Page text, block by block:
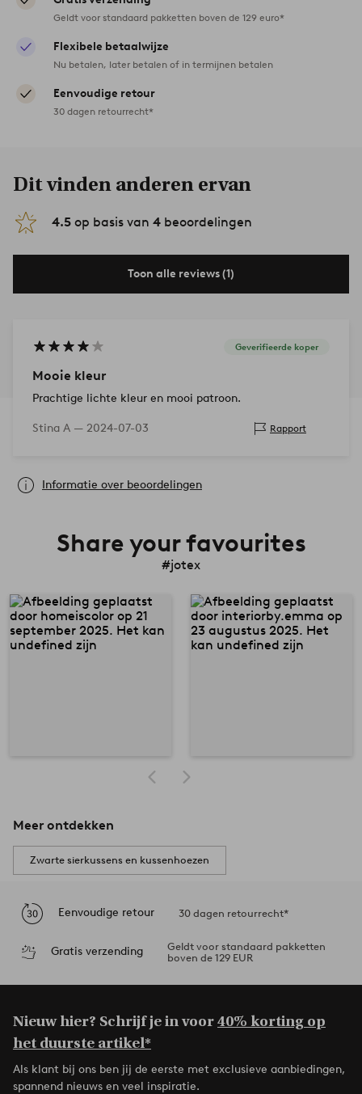
Geldt voor standaard pakketten boven de 129 euro*
Flexibele betaalwijze
Nu betalen, later betalen of in termijnen betalen
Eenvoudige retour
30 dagen retourrecht*
Dit vinden anderen ervan
4.5 op basis van 4 beoordelingen
Toon alle reviews (1)
Geverifieerde koper
Mooie kleur
Prachtige lichte kleur en mooi patroon.
Stina A — 2024-07-03 Rapport
Informatie over beoordelingen
Share your favourites
#jotex
Meer ontdekken
Zwarte sierkussens en kussenhoezen
Eenvoudige retour 30 dagen retourrecht*
Gratis verzending
Geldt voor standaard pakketten
boven de 129 EUR
Nieuw hier? Schrijf je in voor40% korting op
het duurste artikel*
Als klant bij ons ben jij de eerste met exclusieve aanbiedingen,
spannend nieuws en veel inspiratie.